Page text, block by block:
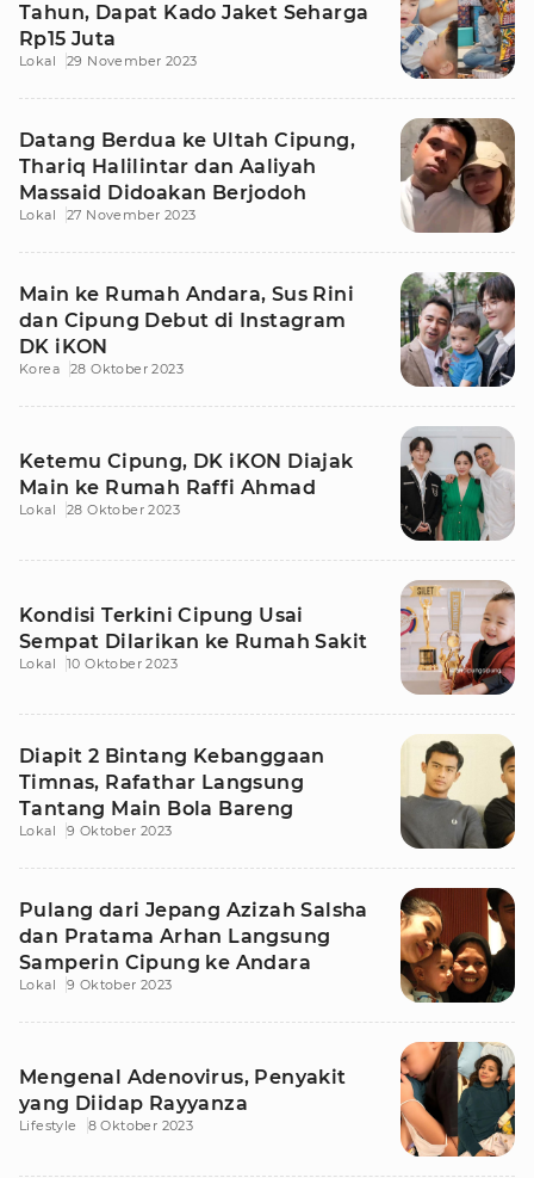
Tahun, Dapat Kado Jaket Seharga
Rp15 Juta
Lokal 29 November 2023
Datang Berdua ke Ultah Cipung,
Thariq Halilintar dan Aaliyah
Massaid Didoakan Berjodoh
Lokal 27 November 2023
Main ke Rumah Andara, Sus Rini
dan Cipung Debut di Instagram
DK iKON
Korea 28 Oktober 2023
Ketemu Cipung, DK iKON Diajak
Main ke Rumah Raffi Ahmad
Lokal 28 Oktober 2023
Kondisi Terkini Cipung Usai
Sempat Dilarikan ke Rumah Sakit
Lokal 10 Oktober 2023
Diapit 2 Bintang Kebanggaan
Timnas, Rafathar Langsung
Tantang Main Bola Bareng
Lokal 9 Oktober 2023
Pulang dari Jepang Azizah Salsha
dan Pratama Arhan Langsung
Samperin Cipung ke Andara
Lokal 9 Oktober 2023
Mengenal Adenovirus, Penyakit
yang Diidap Rayyanza
Lifestyle 8 Oktober 2023